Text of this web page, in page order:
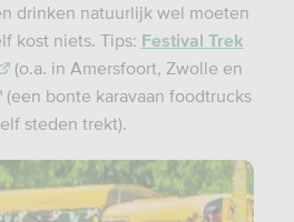
drinken natuurlijk wel moeten
kost niets. Tips: Festival Trek
(o.a. in Amersfoort, Zwolle en
(een bonte karavaan foodtrucks
steden trekt).